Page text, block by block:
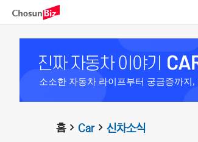
소소한 자동차 라이프부터 궁금증까지
홈 Car 신차소식